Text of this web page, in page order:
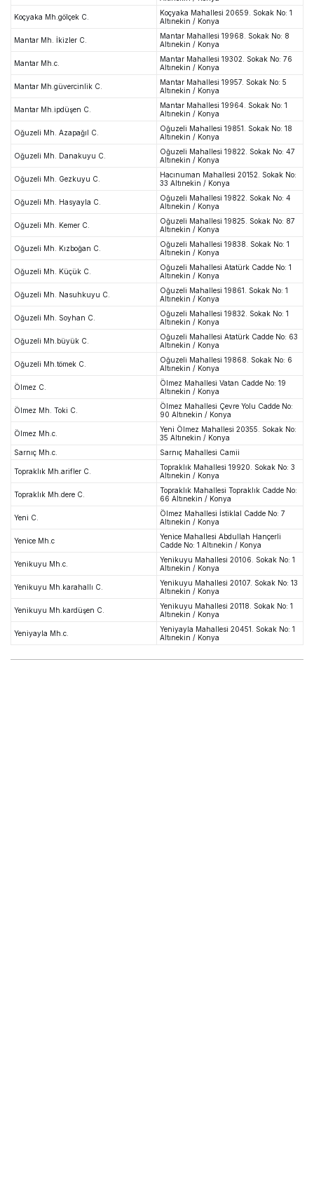
Koçyaka Mh.gölçek C.
Koçyaka Mahallesi 20659. Sokak No: 1
Altınekin / Konya
Mantar Mh. İkizler C.
Mantar Mahallesi 19968. Sokak No: 8
Altınekin / Konya
Mantar Mh.c.
Mantar Mahallesi 19302. Sokak No: 76
Altınekin / Konya
Mantar Mh.güvercinlik C.
Mantar Mahallesi 19957. Sokak No: 5
Altınekin / Konya
Mantar Mh.ipdüşen C.
Mantar Mahallesi 19964. Sokak No: 1
Altınekin / Konya
Oğuzeli Mh. Azapağıl C.
Oğuzeli Mahallesi 19851. Sokak No: 18
Altınekin / Konya
Oğuzeli Mh. Danakuyu C.
Oğuzeli Mahallesi 19822. Sokak No: 47
Altınekin / Konya
Oğuzeli Mh. Gezkuyu C.
Hacınuman Mahallesi 20152. Sokak No:
33 Altınekin / Konya
Oğuzeli Mh. Hasyayla C.
Oğuzeli Mahallesi 19822. Sokak No: 4
Altınekin / Konya
Oğuzeli Mh. Kemer C.
Oğuzeli Mahallesi 19825. Sokak No: 87
Altınekin / Konya
Oğuzeli Mh. Kızboğan C.
Oğuzeli Mahallesi 19838. Sokak No: 1
Altınekin / Konya
Oğuzeli Mh. Küçük C.
Oğuzeli Mahallesi Atatürk Cadde No: 1
Altınekin / Konya
Oğuzeli Mh. Nasuhkuyu C.
Oğuzeli Mahallesi 19861. Sokak No: 1
Altınekin / Konya
Oğuzeli Mh. Soyhan C.
Oğuzeli Mahallesi 19832. Sokak No: 1
Altınekin / Konya
Oğuzeli Mh.büyük C.
Oğuzeli Mahallesi Atatürk Cadde No: 63
Altınekin / Konya
Oğuzeli Mh.tömek C.
Oğuzeli Mahallesi 19868. Sokak No: 6
Altınekin / Konya
Ölmez C.
Ölmez Mahallesi Vatan Cadde No: 19
Altınekin / Konya
Ölmez Mh. Toki C.
Ölmez Mahallesi Çevre Yolu Cadde No:
90 Altınekin / Konya
Ölmez Mh.c.
Yeni Ölmez Mahallesi 20355. Sokak No:
35 Altınekin / Konya
Sarnıç Mh.c.
Sarnıç Mahallesi Camii
Topraklık Mh.arifler C.
Topraklık Mahallesi 19920. Sokak No: 3
Altınekin / Konya
Topraklık Mh.dere C.
Topraklık Mahallesi Topraklık Cadde No:
66 Altınekin / Konya
Yeni C.
Ölmez Mahallesi İstiklal Cadde No: 7
Altınekin / Konya
Yenice Mh.c
Yenice Mahallesi Abdullah Hançerli
Cadde No: 1 Altınekin / Konya
Yenikuyu Mh.c.
Yenikuyu Mahallesi 20106. Sokak No: 1
Altınekin / Konya
Yenikuyu Mh.karahallı C.
Yenikuyu Mahallesi 20107. Sokak No: 13
Altınekin / Konya
Yenikuyu Mh.kardüşen C.
Yenikuyu Mahallesi 20118. Sokak No: 1
Altınekin / Konya
Yeniyayla Mh.c.
Yeniyayla Mahallesi 20451. Sokak No: 1
Altınekin / Konya